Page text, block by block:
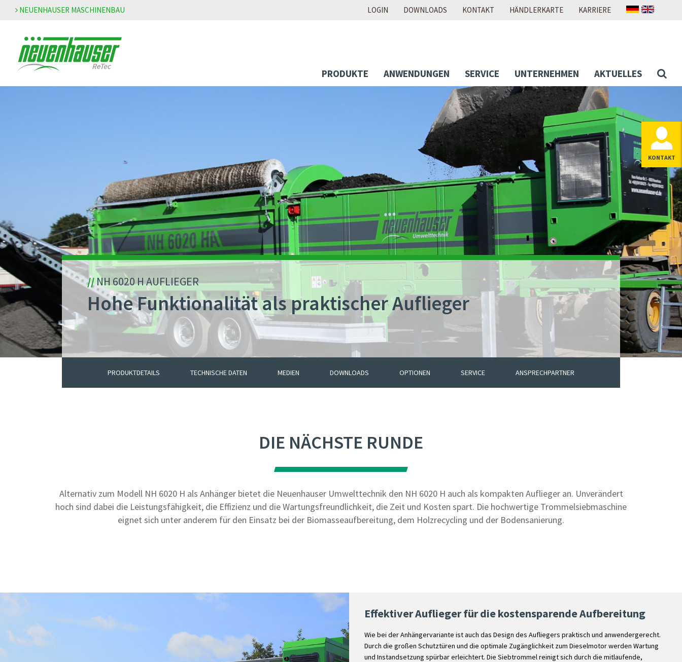
NEUENHAUSER MASCHINENBAU LOGIN DOWNLOADS KONTAKT HÄNDLERKARTE KARRIERE
PRODUKTE ANWENDUNGEN SERVICE UNTERNEHMEN AKTUELLES
KONTAKT
//NH 6020 H AUFLIEGER
Hohe Funktionalität als praktischer Auflieger
PRODUKTDETAILS TECHNISCHE DATEN MEDIEN DOWNLOADS OPTIONEN SERVICE ANSPRECHPARTNER
DIE NÄCHSTE RUNDE
Alternativ zum Modell NH 6020 H als Anhänger bietet die Neuenhauser Umwelttechnik den NH 6020 H auch als kompakten Auflieger an. Unverändert
hoch sind dabei die Leistungsfähigkeit, die Effizienz und die Wartungsfreundlichkeit, die Zeit und Kosten spart. Die hochwertige Trommelsiebmaschine
eignet sich unter anderem für den Einsatz bei der Biomasseaufbereitung, dem Holzrecycling und der Bodensanierung.
Effektiver Auflieger für die kostensparende Aufbereitung
Wie bei der Anhängervariante ist auch das Design des Aufliegers praktisch und anwendergerecht.
Durch die großen Schutztüren und die optimale Zugänglichkeit zum Dieselmotor werden Wartung
und Instandsetzung spürbar erleichtert. Die Siebtrommel reinigt sich durch die mitlaufende,